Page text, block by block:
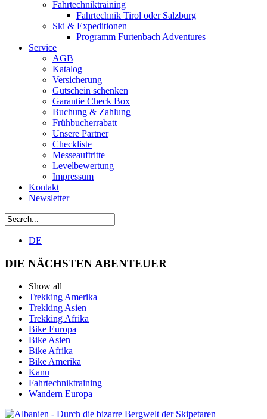
Fahrtechniktraining
Fahrtechnik Tirol oder Salzburg
Ski & Expeditionen
Programm Furtenbach Adventures
Service
AGB
Katalog
Versicherung
Gutschein schenken
Garantie Check Box
Buchung & Zahlung
Frühbucherrabatt
Unsere Partner
Checkliste
Messeauftritte
Levelbewertung
Impressum
Kontakt
Newsletter
DE
DIE NÄCHSTEN ABENTEUER
Show all
Trekking Amerika
Trekking Asien
Trekking Afrika
Bike Europa
Bike Asien
Bike Afrika
Bike Amerika
Kanu
Fahrtechniktraining
Wandern Europa